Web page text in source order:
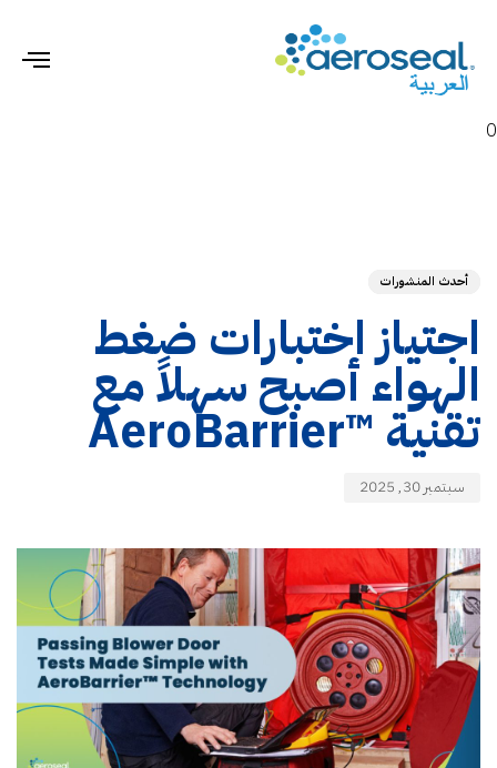
0
أحدث المنشورات
اجتياز اختبارات ضغط
الهواء أصبح سهلاً مع
تقنية ™AeroBarrier
سبتمبر 30, 2025